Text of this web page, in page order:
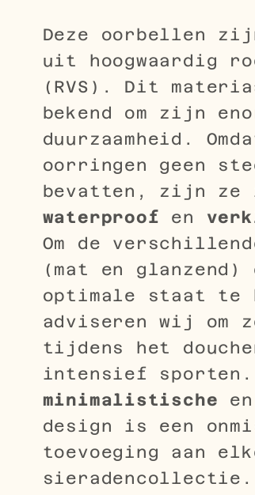
Deze oorbellen
uit hoogwaardig
(RVS). Dit
bekend om zijn
duurzaamheid.
oorringen geen
bevatten, zijn ze
waterproof en
Om de
(mat en
optimale staat te
adviseren wij om
tijdens het
intensief
minimalistische
design is een
toevoeging aan
sieradencollectie.